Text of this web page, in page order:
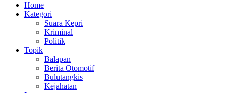
Home
Kategori
Suara Kepri
Kriminal
Politik
Topik
Balapan
Berita Otomotif
Bulutangkis
Kejahatan